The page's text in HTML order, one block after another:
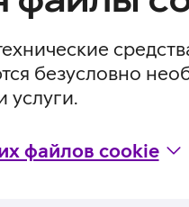
безусловно
услуги.
файлов cookie